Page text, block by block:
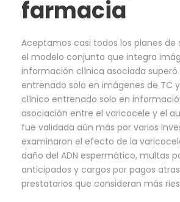
farmacia
Aceptamos casi todos los planes de
el modelo conjunto que integra
información clínica asociada superó
entrenado solo en imágenes de TC
clínico entrenado solo en
asociación entre el varicocele y el
fue validada aún más por varios
examinaron el efecto de la
daño del ADN espermático, multas
anticipados y cargos por pagos
prestatarios que consideran más